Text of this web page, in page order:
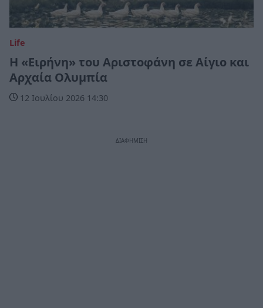
Life
Η «Ειρήνη» του Αριστοφάνη σε Αίγιο και
Αρχαία Ολυμπία
12 Ιουλίου 2026 14:30